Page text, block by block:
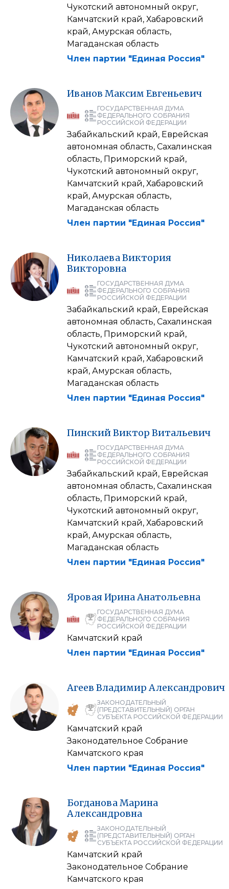
Чукотский автономный округ,
Камчатский край, Хабаровский
край, Амурская область,
Магаданская область
Член партии "Единая Россия"
Иванов Максим Евгеньевич
ГОСУДАРСТВЕННАЯ ДУМА
ФЕДЕРАЛЬНОГО СОБРАНИЯ
РОССИЙСКОЙ ФЕДЕРАЦИИ
Забайкальский край, Еврейская
автономная область, Сахалинская
область, Приморский край,
Чукотский автономный округ,
Камчатский край, Хабаровский
край, Амурская область,
Магаданская область
Член партии "Единая Россия"
Николаева Виктория
Викторовна
ГОСУДАРСТВЕННАЯ ДУМА
ФЕДЕРАЛЬНОГО СОБРАНИЯ
РОССИЙСКОЙ ФЕДЕРАЦИИ
Забайкальский край, Еврейская
автономная область, Сахалинская
область, Приморский край,
Чукотский автономный округ,
Камчатский край, Хабаровский
край, Амурская область,
Магаданская область
Член партии "Единая Россия"
ПинскийВиктор Витальевич
ГОСУДАРСТВЕННАЯ ДУМА
ФЕДЕРАЛЬНОГО СОБРАНИЯ
РОССИЙСКОЙ ФЕДЕРАЦИИ
Забайкальский край, Еврейская
автономная область, Сахалинская
область, Приморский край,
Чукотский автономный округ,
Камчатский край, Хабаровский
край, Амурская область,
Магаданская область
Член партии "Единая Россия"
ЯроваяИрина Анатольевна
ГОСУДАРСТВЕННАЯ ДУМА
ФЕДЕРАЛЬНОГО СОБРАНИЯ
РОССИЙСКОЙ ФЕДЕРАЦИИ
Камчатский край
Член партии "Единая Россия"
Агеев Владимир Александрович
ЗАКОНОДАТЕЛЬНЫЙ
(ПРЕДСТАВИТЕЛЬНЫЙ) ОРГАН
СУБЪЕКТА РОССИЙСКОЙ ФЕДЕРАЦИИ
Камчатский край
Законодательное Собрание
Камчатского края
Член партии "Единая Россия"
Богданова Марина
Александровна
ЗАКОНОДАТЕЛЬНЫЙ
(ПРЕДСТАВИТЕЛЬНЫЙ) ОРГАН
СУБЪЕКТА РОССИЙСКОЙ ФЕДЕРАЦИИ
Камчатский край
Законодательное Собрание
Камчатского края